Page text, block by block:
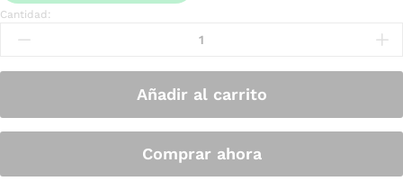
Cantidad:
Añadir al carrito
Comprar ahora